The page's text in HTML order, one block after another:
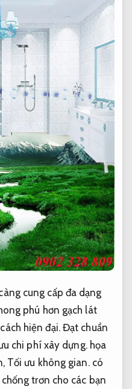
cung cấp đa dạng
phú hơn gạch lát
hiện đại. Đạt chuẩn
chi phí xây dựng.họa
Tối ưu không gian.có
trơn cho các bạn